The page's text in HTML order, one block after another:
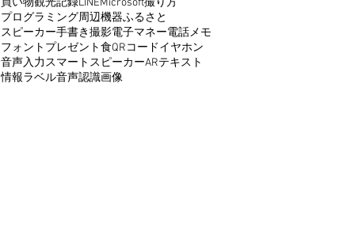
買い物観光記録LINEMicrosoft撮り方
プログラミング周辺機器ふるさと
スピーカー手書き撮影電子マネー電話メモ
フォント プレゼント食QRコードイヤホン
音声入力スマートスピーカーARテキスト
情報ラベル音声認識画像